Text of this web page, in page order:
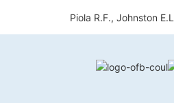
Piola R.F., Johnston